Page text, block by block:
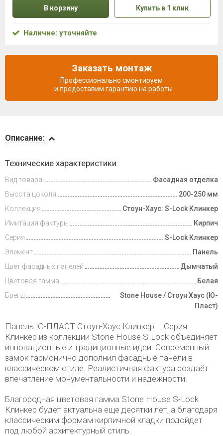
Доставка
и оплата
Описание:
Технические характеристики
Вид товара
Фасадная отделка
Высота цоколя
200-250 мм
Коллекция
Стоун-Хаус: S-Lock Клинкер
Имитация фактуры
Кирпич
Серия
S-Lock Клинкер
Элемент
Панель
Цвет фасадных панелей
Дымчатый
Цветовая гамма
Белая
Бренд
Stone House / Стоун Хаус (Ю-
Пласт)
Панель Ю-ПЛАСТ Стоун-Хаус Клинкер – Серия
Клинкер из коллекции Stone House S-Lock объединяет
инновационные и традиционные идеи. Современный
замок гармонично дополнил фасадные панели в
классическом стиле. Реалистичная фактура создаёт
впечатление монументальности и надежности.
Благородная цветовая гамма Stone House S-Lock
Клинкер будет актуальна еще десятки лет, а благодаря
классическим формам кирпичной кладки подойдет
под любой архитектурный стиль.
В корзину Купить в 1 клик
Наличие: уточняйте
Заказать монтаж
Профессионально смонтируем
и предоставим гарантию на работы